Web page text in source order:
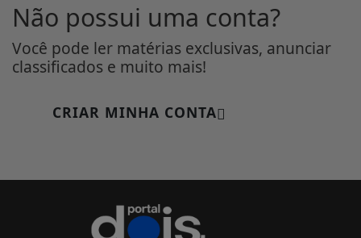
Não possui uma conta?
Você pode ler matérias exclusivas, anunciar
classificados e muito mais!
CRIAR MINHA CONTA